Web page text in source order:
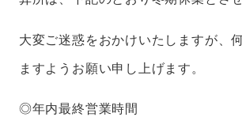
大変ご迷惑をおかけいたしますが、
ますようお願い申し上げます。
◎年内最終営業時間